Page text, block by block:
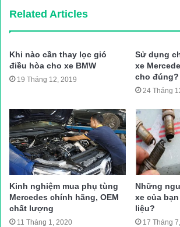
cần phải thay mới chụp cao su để đảm
hoạt động tốt nhất.
Tay lái trả chậm Khi thước lái gặp vấn
Trong trường hợp, tài xế đánh sang
không đáp ứng kịp thời nguyên nhân
người lái. Gây ảnh hưởng tới những
tô.
Đánh lái xuất hiện những tiếng kêu bất
Related Articles
Khi nào cần thay lọc gió
điều hòa cho xe BMW
19 Tháng 12, 2019
Sử dụng
xe
cho đúng?
24 Tháng
Kinh nghiệm mua phụ tùng
Mercedes chính hãng, OEM
chất lượng
11 Tháng 1, 2020
Những
xe của
liệu?
17 Tháng